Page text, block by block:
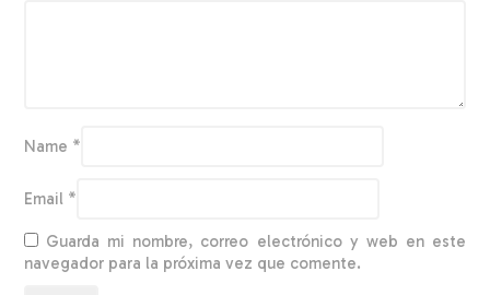
Name *
Email *
Guarda mi nombre, correo electrónico y web en este
navegador para la próxima vez que comente.